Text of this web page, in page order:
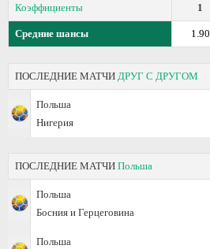
Коэффициенты 1
Средние шансы 1.90
ПОСЛЕДНИЕ МАТЧИ ДРУГ С ДРУГОМ
Польша
Нигерия
ПОСЛЕДНИЕ МАТЧИ Польша
Польша
Босния и Герцеговина
Польша